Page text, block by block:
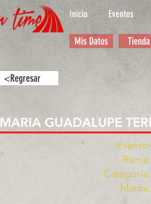
Inicio Eventos
Mis Datos Tienda
<Regresar
MARIA GUADALUPE
Evento:
Rama:
Categoría:
Marca: